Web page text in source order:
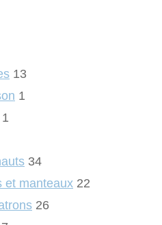
13
1
1
34
et manteaux 22
26